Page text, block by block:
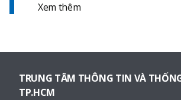
Xem thêm
TRUNG TÂM THÔNG TIN VÀ
TP.HCM